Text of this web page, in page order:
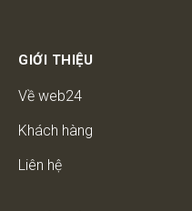
GIỚI THIỆU
Về web24
Khách hàng
Liên hệ